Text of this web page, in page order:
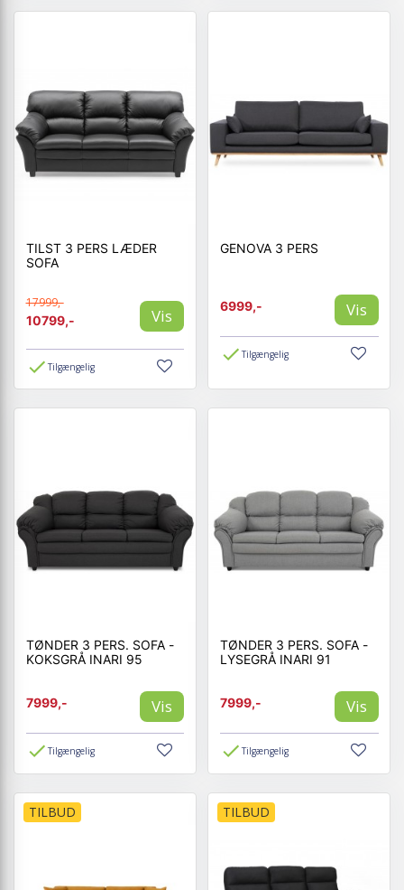
TILST 3 PERS LÆDER
SOFA
17999,-
10799,-
Vis
Tilgængelig
GENOVA 3 PERS
6999,- Vis
Tilgængelig
TØNDER 3 PERS. SOFA -
KOKSGRÅ INARI 95
7999,- Vis
Tilgængelig
TØNDER 3 PERS. SOFA -
LYSEGRÅ INARI 91
7999,- Vis
Tilgængelig
TILBUD TILBUD